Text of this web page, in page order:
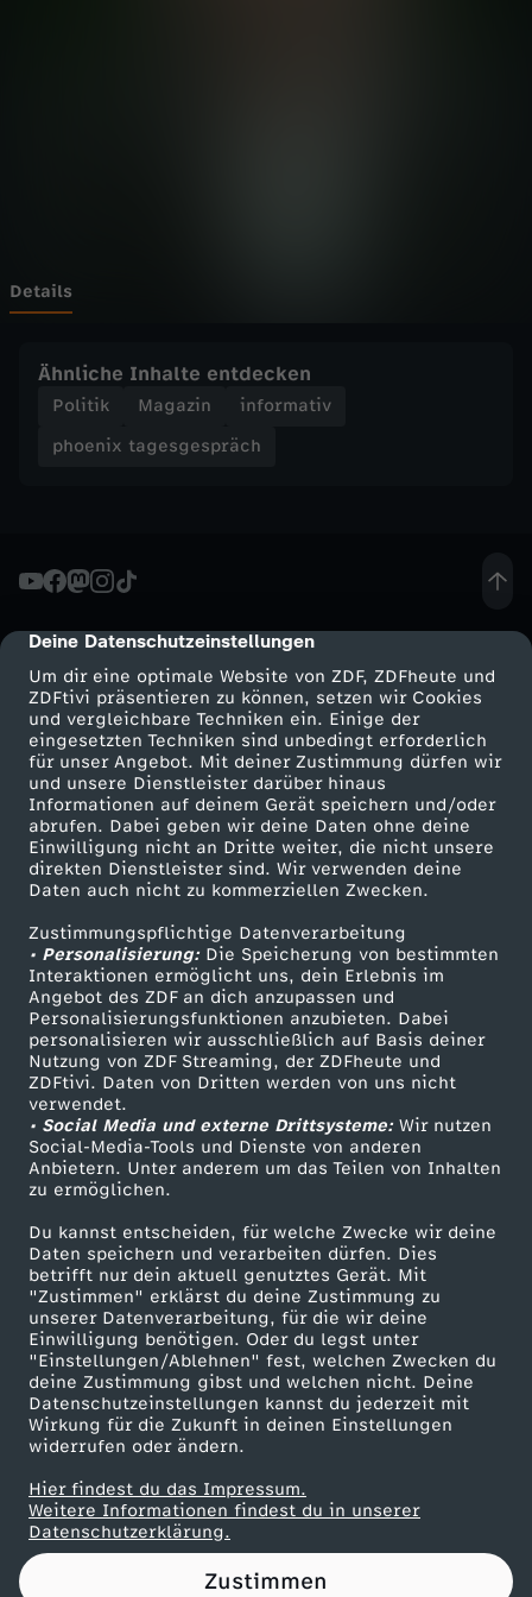
cmp-dialog-description
Deine Datenschutzeinstellungen
Um dir eine optimale Website von ZDF, ZDFheute und
ZDFtivi präsentieren zu können, setzen wir Cookies
und vergleichbare Techniken ein. Einige der
eingesetzten Techniken sind unbedingt erforderlich
für unser Angebot. Mit deiner Zustimmung dürfen wir
und unsere Dienstleister darüber hinaus
Informationen auf deinem Gerät speichern und/oder
abrufen. Dabei geben wir deine Daten ohne deine
Einwilligung nicht an Dritte weiter, die nicht unsere
direkten Dienstleister sind. Wir verwenden deine
Daten auch nicht zu kommerziellen Zwecken.
Zustimmungspflichtige Datenverarbeitung
• Personalisierung:Die Speicherung von bestimmten
Interaktionen ermöglicht uns, dein Erlebnis im
Angebot des ZDF an dich anzupassen und
Personalisierungsfunktionen anzubieten. Dabei
personalisieren wir ausschließlich auf Basis deiner
Nutzung von ZDF Streaming, der ZDFheute und
ZDFtivi. Daten von Dritten werden von uns nicht
verwendet.
• Social Media und externe Drittsysteme:Wir nutzen
Social-Media-Tools und Dienste von anderen
Anbietern. Unter anderem um das Teilen von Inhalten
zu ermöglichen.
Du kannst entscheiden, für welche Zwecke wir deine
Daten speichern und verarbeiten dürfen. Dies
betrifft nur dein aktuell genutztes Gerät. Mit
"Zustimmen" erklärst du deine Zustimmung zu
unserer Datenverarbeitung, für die wir deine
Einwilligung benötigen. Oder du legst unter
"Einstellungen/Ablehnen" fest, welchen Zwecken du
deine Zustimmung gibst und welchen nicht. Deine
Datenschutzeinstellungen kannst du jederzeit mit
Wirkung für die Zukunft in deinen Einstellungen
widerrufen oder ändern.
Hier findest du das Impressum.
Weitere Informationen findest du in unserer
Datenschutzerklärung.
Zustimmen
g
s
ä
c
h
-
Z
u
s
t
r
o
m
g
e
s
e
t
z
:
Details
Ähnliche Inhalte entdecken
Politik Magazin
informativ
phoenix tagesgespräch
Mehr ZDF
ZDF-Apps
Smart TV
ZDFtext
Livestreams
Sendungen A-Z
TV-Programm
Service
ZDFmitreden
Kontakt zum ZDF
Tickets
Zuschauerservice
Hilfe
ZDF Unternehmen
Karriere
ZDF goes Schule
Werbefernsehen
Mainzelmännchen
Partner